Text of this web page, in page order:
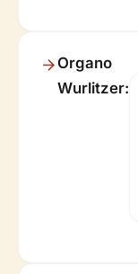
Organo
Wurlitzer: